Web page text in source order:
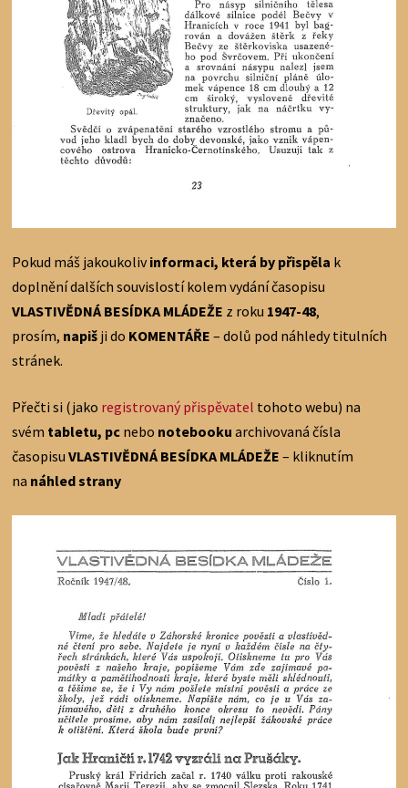
Pokud máš jakoukolivinformaci, která by přispěla k
doplnění dalších souvislostí kolem vydání časopisu
VLASTIVĚDNÁ BESÍDKA MLÁDEŽE z roku 1947-48,
prosím, napišji do KOMENTÁŘE – dolů pod náhledy titulních
stránek.
Přečti si (jako registrovaný přispěvatel tohoto webu) na
svém tabletu, pc nebo notebooku archivovaná čísla
časopisu VLASTIVĚDNÁ BESÍDKA MLÁDEŽE – kliknutím
na náhled strany